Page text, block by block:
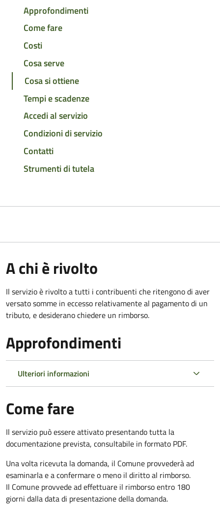
Approfondimenti
Come fare
Costi
Cosa serve
Cosa si ottiene
Tempi e scadenze
Accedi al servizio
Condizioni di servizio
Contatti
Strumenti di tutela
A chi è rivolto
Il servizio è rivolto a tutti i contribuenti che ritengono di aver
versato somme in eccesso relativamente al pagamento di un
tributo, e desiderano chiedere un rimborso.
Approfondimenti
Ulteriori informazioni
Come fare
Il servizio può essere attivato presentando tutta la
documentazione prevista, consultabile in formato PDF.
Una volta ricevuta la domanda, il Comune provvederà ad
esaminarla e a confermare o meno il diritto al rimborso.
Il Comune provvede ad effettuare il rimborso entro 180
giorni dalla data di presentazione della domanda.